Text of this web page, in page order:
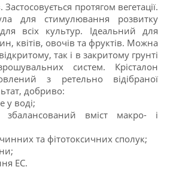
протягом вегетації.
для стимулювання розвитку
всіх культур. Ідеальний для
квітів, овочів та фруктів. Можна
так і в закритому грунті
систем. Крісталон
з ретельно відібраної
добриво:
у воді;
вміст макро- і
та фітотоксичних сполук;
EC.